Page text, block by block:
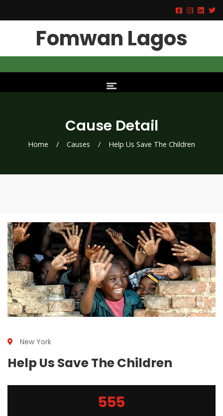
Fomwan Lagos
Cause Detail
Home / Causes / Help Us Save The Children
New York
Help Us Save The Children
555